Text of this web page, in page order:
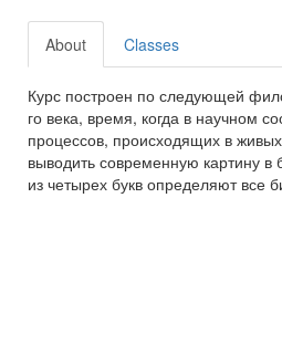
About Classes
Курс построен по следующей
го века, время, когда в научном
процессов, происходящих в
выводить современную картину
из четырех букв определяют все